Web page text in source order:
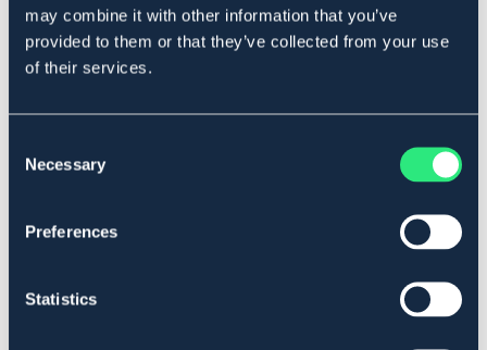
may combine it with other information that you’ve
provided to them or that they’ve collected from your use
of their services.
Selection
Necessary
Preferences
Statistics
Passar bra att använda vid både träning och vila.
Justerbart med kardborreförslutning. En uttagbar kudde i
bakre delen av bältet som fyller ut i svanken. Ger stöd till
ryggen genom att buken trycks in, vilket avlastar
Se lager i butik
Recensioner